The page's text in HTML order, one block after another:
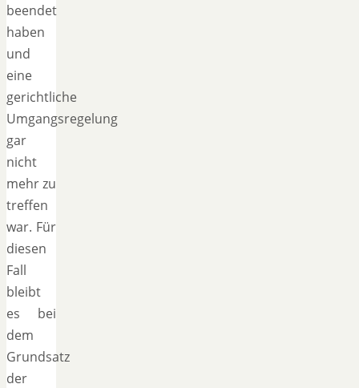
beendet
haben
und
eine
gerichtliche
Umgangsregelung
gar
nicht
mehr zu
treffen
war. Für
diesen
Fall
bleibt
es bei
dem
Grundsatz
der